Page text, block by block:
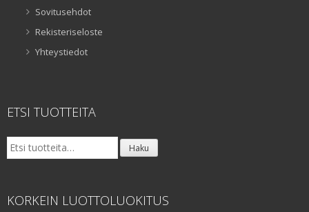
Sovitusehdot
Rekisteriseloste
Yhteystiedot
ETSI TUOTTEITA
Etsi: Haku
KORKEIN LUOTTOLUOKITUS